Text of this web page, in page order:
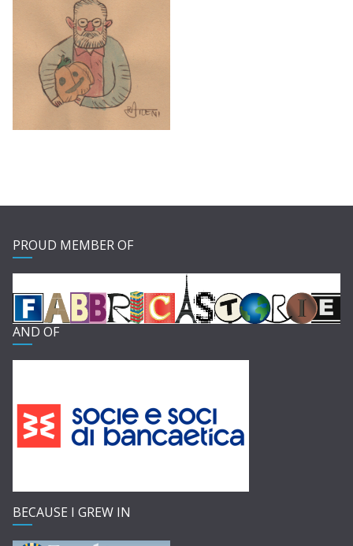
PROUD MEMBER OF
AND OF
BECAUSE I GREW IN